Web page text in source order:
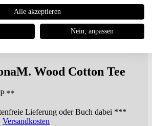
Wood Cotton Tee
**
Lieferung oder Buch dabei ***
Versandkosten
Alle akzeptieren
Nein, anpassen